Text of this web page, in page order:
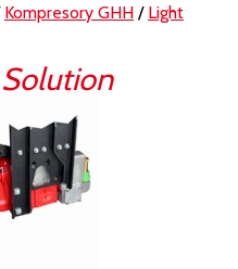
Kompresory GHH / Light